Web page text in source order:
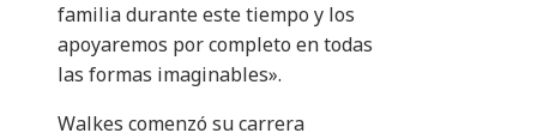
familia durante este tiempo y los
apoyaremos por completo en todas
las formas imaginables».
Walkes comenzó su carrera